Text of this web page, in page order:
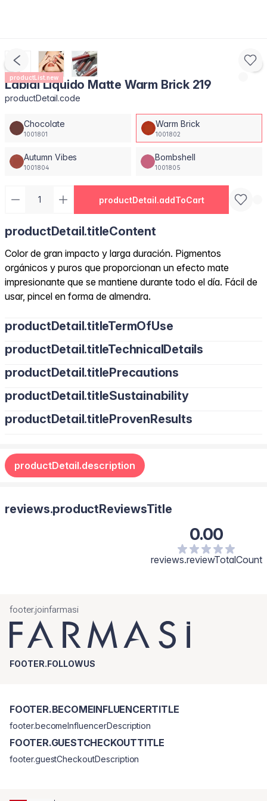
productList.new
Labial Líquido Matte Warm Brick 219
productDetail.code
Chocolate
1001801
Warm Brick
1001802
Autumn Vibes
1001804
Bombshell
1001805
productDetail.addToCart
productDetail.titleContent
Color de gran impacto y larga duración. Pigmentos
orgánicos y puros que proporcionan un efecto mate
impresionante que se mantiene durante todo el día. Fácil de
usar, pincel en forma de almendra.
productDetail.titleTermOfUse
productDetail.titleTechnicalDetails
productDetail.titlePrecautions
Evita el contacto directo con los ojos. Mantener fuera del
productDetail.titleSustainability
productDetail.titleProvenResults
productDetail.description
reviews.productReviewsTitle
0.00
reviews.reviewTotalCount
footer.joinfarmasi
FOOTER.FOLLOWUS
FOOTER.BECOMEINFLUENCERTITLE
footer.becomeInfluencerDescription
FOOTER.GUESTCHECKOUTTITLE
footer.guestCheckoutDescription